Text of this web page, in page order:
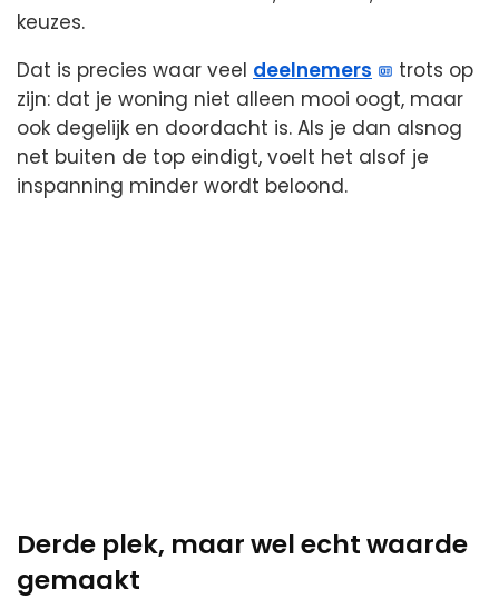
keuzes.
Dat is precies waar veel deelnemers
trots op
zijn: dat je woning niet alleen mooi oogt, maar
ook degelijk en doordacht is. Als je dan alsnog
net buiten de top eindigt, voelt het alsof je
inspanning minder wordt beloond.
Derde plek, maar wel echt waarde
gemaakt